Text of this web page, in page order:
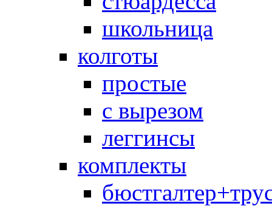
школьница
колготы
простые
с вырезом
леггинсы
комплекты